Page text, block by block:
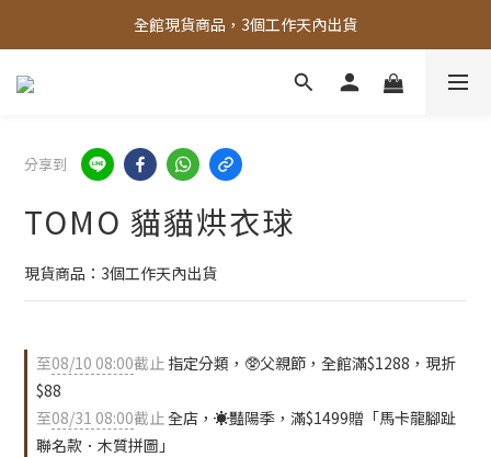
全館，滿888超取免運｜滿1500宅配免運
全館現貨商品，3個工作天內出貨
全館，滿888超取免運｜滿1500宅配免運
分享到
TOMO 貓貓烘衣球
現貨商品：3個工作天內出貨
至08/10 08:00截止 指定分類，🥸父親節，全館滿$1288，現折
$88
至08/31 08:00截止全店，☀️豔陽季，滿$1499贈「馬卡龍腳趾
聯名款．木質拼圖」